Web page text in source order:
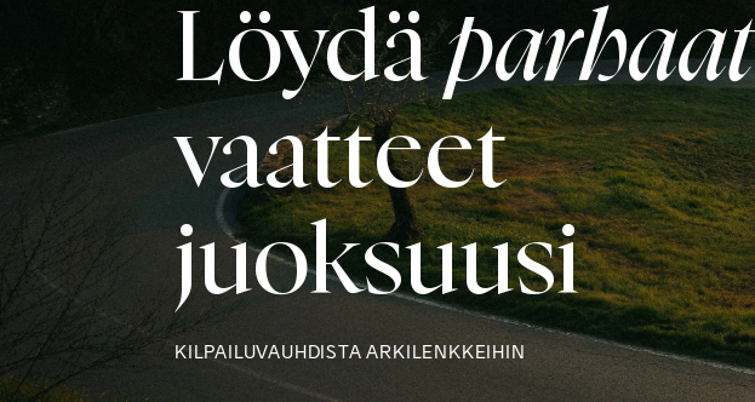
Löydäparhaat
vaatteet
juoksuusi
KILPAILUVAUHDISTA ARKILENKKEIHIN